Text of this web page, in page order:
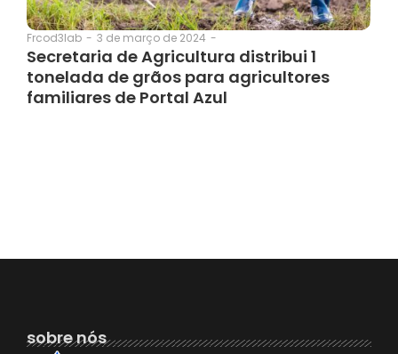
Frcod3lab - 3 de março de 2024 -
Secretaria de Agricultura distribui 1
tonelada de grãos para agricultores
familiares de Portal Azul
sobre nós